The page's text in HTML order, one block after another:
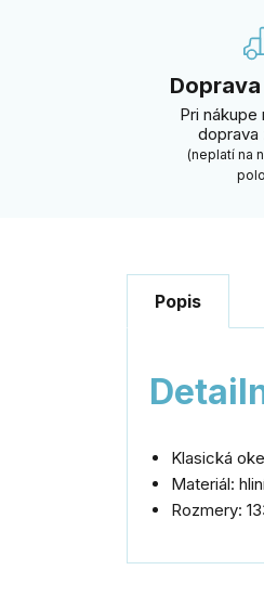
Pri nákupe
doprava
(neplatí na
Popis
Klasická
Materiál:
Rozmery: